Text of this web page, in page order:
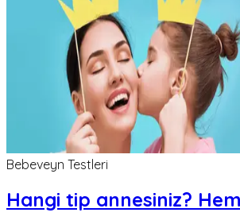
Bebeveyn Testleri
Hangi tip annesiniz?